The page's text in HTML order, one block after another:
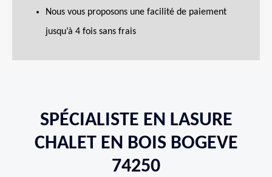
Nous vous proposons une facilité de paiement
jusqu’à 4 fois sans frais
SPÉCIALISTE EN LASURE
CHALET EN BOIS BOGEVE
74250